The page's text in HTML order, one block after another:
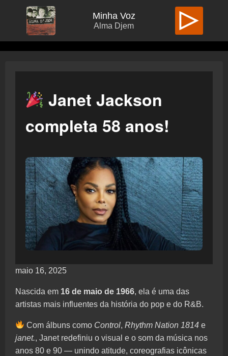
Minha Voz
Alma Djem
Janet Jackson
completa 58 anos!
maio 16, 2025
Nascida em 16 de maio de 1966, ela é uma das
artistas mais influentes da história do pop e do R&B.
Com álbuns como Control,Rhythm Nation 1814 e
janet., Janet redefiniu o visual e o som da música nos
anos 80 e 90 — unindo atitude, coreografias icônicas